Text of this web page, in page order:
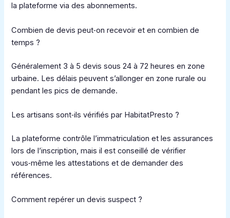
la plateforme via des abonnements.
Combien de devis peut‑on recevoir et en combien de
temps ?
Généralement 3 à 5 devis sous 24 à 72 heures en zone
urbaine. Les délais peuvent s’allonger en zone rurale ou
pendant les pics de demande.
Les artisans sont‑ils vérifiés par HabitatPresto ?
La plateforme contrôle l’immatriculation et les assurances
lors de l’inscription, mais il est conseillé de vérifier
vous‑même les attestations et de demander des
références.
Comment repérer un devis suspect ?